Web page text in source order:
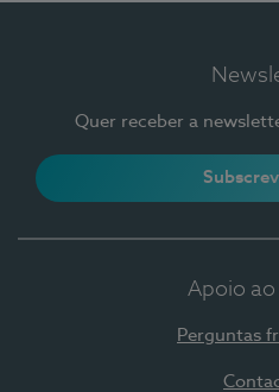
Quer receber a
Apoio
Perguntas